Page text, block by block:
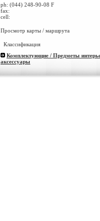
ph: (044) 248-90-08 F
fax:
cell:
Просмотр карты / маршрута
Классификация
Комплектующие / Предметы
аксессуары